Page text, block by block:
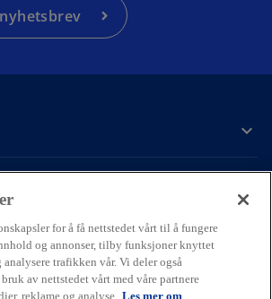
o
o
o
for å få nettstedet vårt til å fungere
og annonser, tilby funksjoner knyttet
trafikken vår. Vi deler også
av nettstedet vårt med våre partnere
reklame og analyse. Les mer om